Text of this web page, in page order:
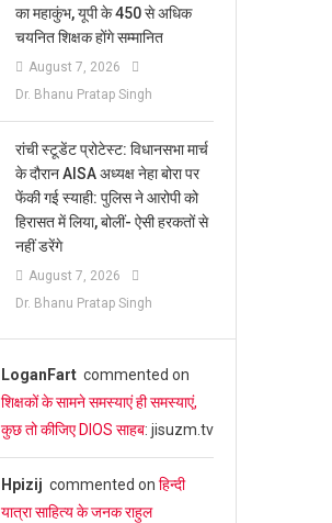
का महाकुंभ, यूपी के 450 से अधिक
चयनित शिक्षक होंगे सम्मानित
August 7, 2026
Dr. Bhanu Pratap Singh
रांची स्टूडेंट प्रोटेस्ट: विधानसभा मार्च
के दौरान AISA अध्यक्ष नेहा बोरा पर
फेंकी गई स्याही: पुलिस ने आरोपी को
हिरासत में लिया, बोलीं- ऐसी हरकतों से
नहीं डरेंगे
August 7, 2026
Dr. Bhanu Pratap Singh
LoganFartcommented on
शिक्षकों के सामने समस्याएं ही समस्याएं,
कुछ तो कीजिए DIOS साहब: jisuzm.tv
Hpizij commented on हिन्दी
यात्रा साहित्य के जनक राहुल